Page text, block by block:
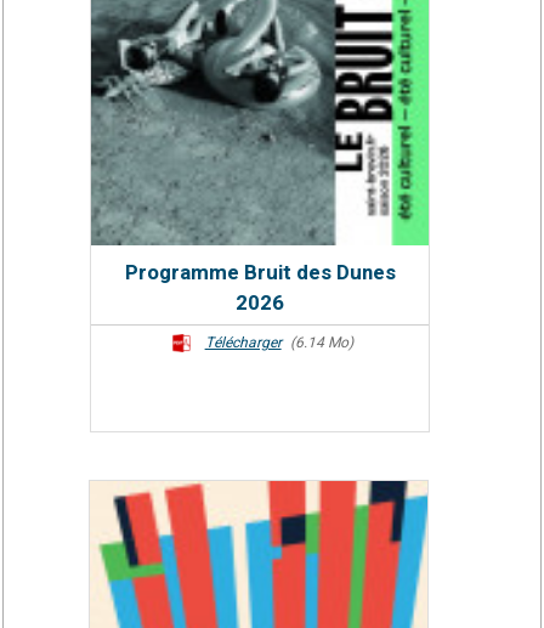
Programme Bruit des Dunes
2026
Télécharger (6.14 Mo)